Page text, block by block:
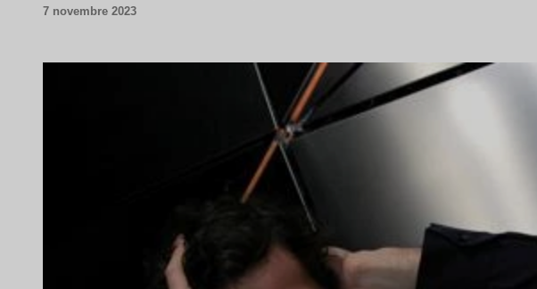
7 novembre 2023